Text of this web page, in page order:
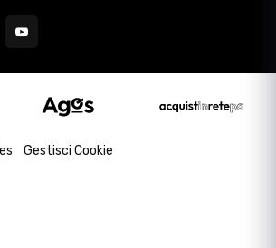
Gestisci Cookie